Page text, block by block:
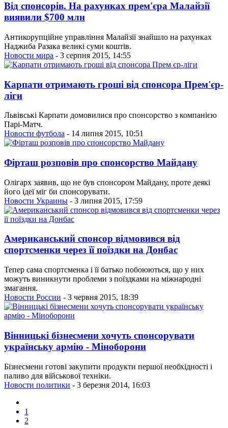
Від спонсорів. На рахунках прем'єра Малайзії
виявили $700 млн
Антикорупційне управління Малайзії знайшло на рахунках
Наджиба Разака великі суми коштів.
Новости мира - 3 серпня 2015, 14:55
Карпати отримають гроші від спонсора Прем'єр-
ліги
Львівські Карпати домовилися про спонсорство з компанією
Парі-Матч.
Новости футбола - 14 липня 2015, 10:51
Фірташ розповів про спонсорство Майдану
Олігарх заявив, що не був спонсором Майдану, проте деякі
його ідеї міг би спонсорувати.
Новости Украины - 3 липня 2015, 17:59
Американський спонсор відмовився від
спортсменки через її поїздки на Донбас
Тепер сама спортсменка і її батько побоюються, що у них
можуть виникнути проблеми з поїздками на міжнародні
змагання.
Новости России - 3 червня 2015, 18:39
Вінницькі бізнесмени хочуть спонсорувати
українську армію - Міноборони
Бізнесмени готові закупити продукти першої необхідності і
паливо для військової техніки.
Новости политики - 3 березня 2014, 16:03
1
2